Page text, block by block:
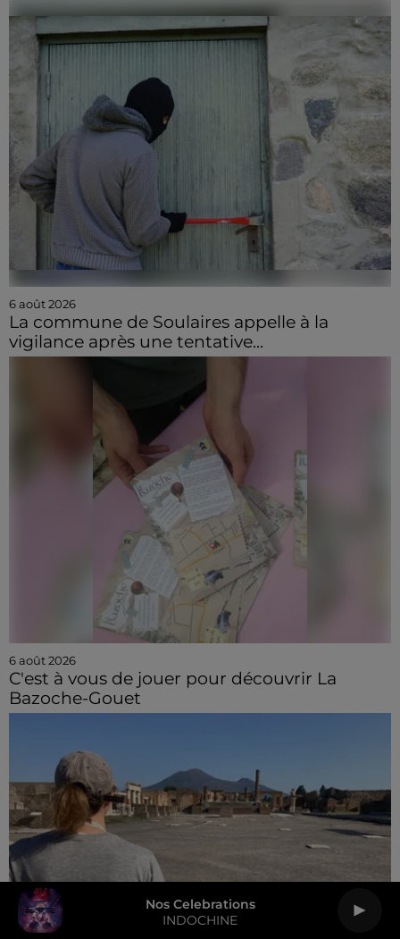
Nos Celebrations
INDOCHINE
6 août 2026
La commune de Soulaires appelle à la
vigilance après une tentative...
6 août 2026
C'est à vous de jouer pour découvrir La
Bazoche-Gouet